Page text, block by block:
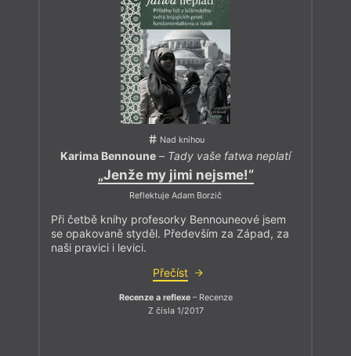
Nad knihou
Karima Bennoune – Tady vaše fatwa neplatí
„Jenže my jimi nejsme!“
Reflektuje Adam Borzič
Při četbě knihy profesorky Bennouneové jsem
se opakovaně styděl. Především za Západ, za
naši pravici i levici.
Přečíst
Recenze a reflexe– Recenze
Z čísla 1/2017